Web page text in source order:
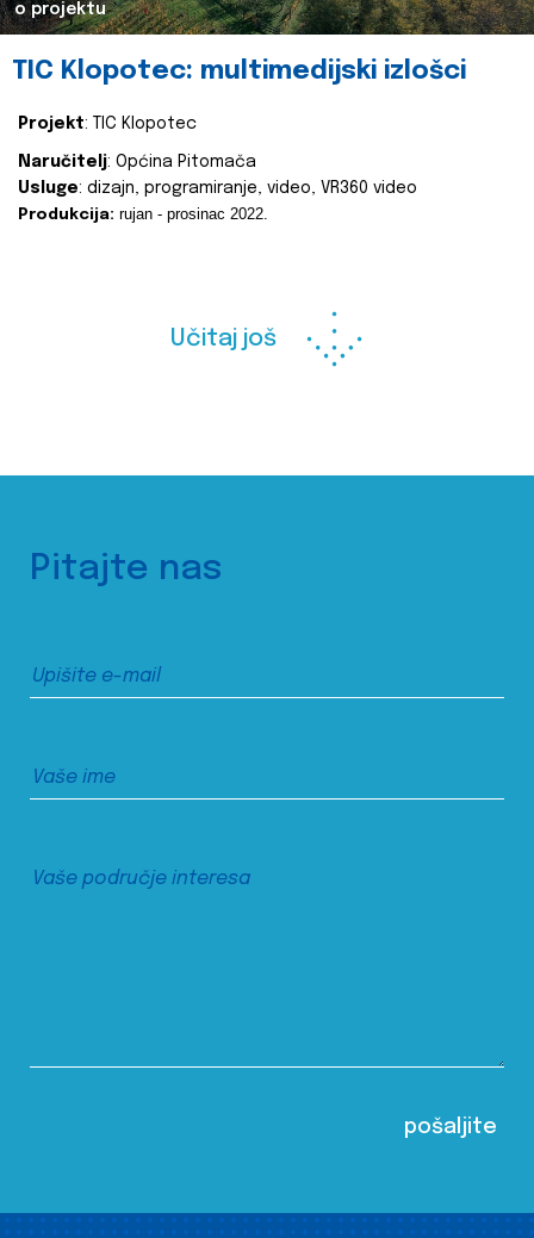
o projektu
TIC Klopotec: multimedijski izlošci
Projekt: TIC Klopotec
Naručitelj: Općina Pitomača
Usluge: dizajn, programiranje, video, VR360 video
Produkcija: rujan - prosinac 2022.
Učitaj još
Pitajte nas